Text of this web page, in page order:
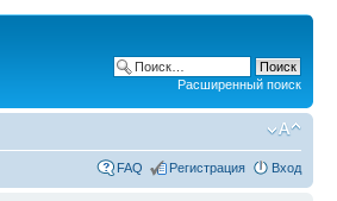
Расширенный поиск
FAQ Регистрация Вход